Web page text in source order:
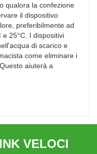
qualora la confezione
il dispositivo
preferibilmente ad
25°C. I dispositivi
di scarico e
come eliminare i
aiuterà a
VELOCI